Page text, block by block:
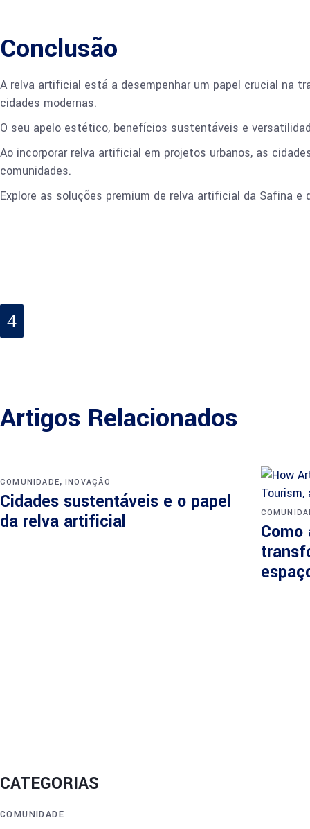
Conclusão
A relva artificial está a desempenhar um papel crucial na
cidades modernas.
O seu apelo estético, benefícios sustentáveis e
Ao incorporar relva artificial em projetos urbanos, as
comunidades.
Explore as soluções premium de relva artificial da Safina
Artigos Relacionados
COMUNIDADE, INOVAÇÃO
Cidades sustentáveis e o papel
da relva artificial
CATEGORIAS
COMUNIDADE